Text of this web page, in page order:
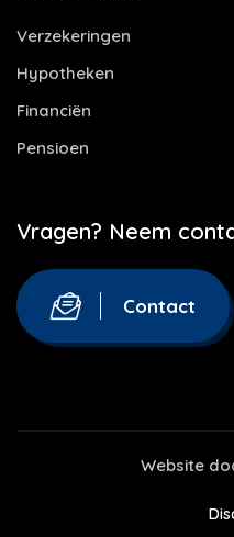
Verzekeringen
Hypotheken
Financiën
Pensioen
Vragen? Neem
Contact
Website